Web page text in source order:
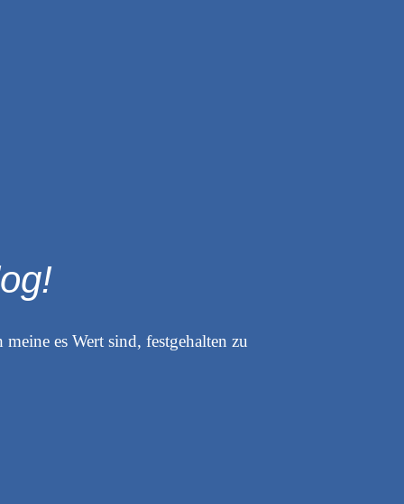
es Wert sind, festgehalten zu